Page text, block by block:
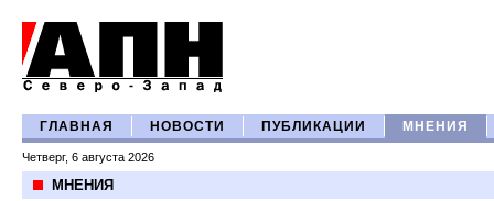
ГЛАВНАЯ НОВОСТИ ПУБЛИКАЦИИ МНЕНИЯ
Четверг, 6 августа 2026
МНЕНИЯ